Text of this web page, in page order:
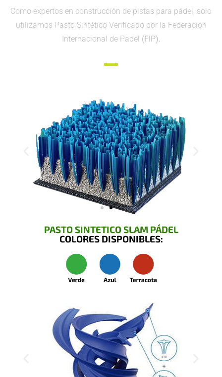
Como expertos en construcción de pistas para pádel, solo
utilizamos Pasto Sintético Verificado por la Federación
Internacional de Padel (FIP).
PASTO SINTETICO SLAM PÁDEL
COLORES DISPONIBLES: